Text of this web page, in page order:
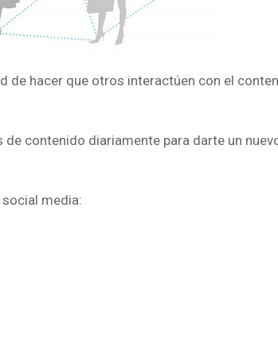
de hacer que otros interactúen con el
contenido diariamente para darte un
media: